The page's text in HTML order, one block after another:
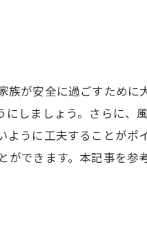
が安全に過ごすために
しましょう。さらに、
うに工夫することがポイ
ができます。本記事を参